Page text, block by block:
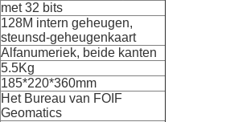
met 32 bits
128M intern geheugen,
steunsd-geheugenkaart
Alfanumeriek, beide kanten
5.5Kg
185*220*360mm
Het Bureau van FOIF
Geomatics